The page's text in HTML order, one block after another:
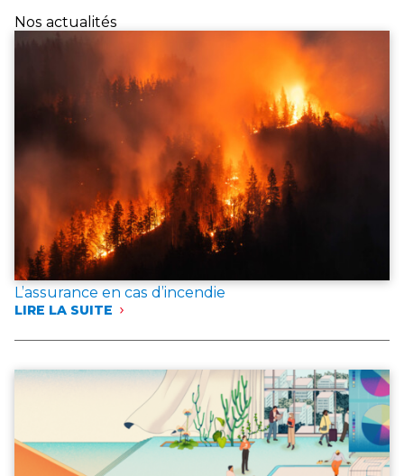
Nos actualités
L’assurance en cas d’incendie
LIRE LA SUITE
:
D’INCENDIE